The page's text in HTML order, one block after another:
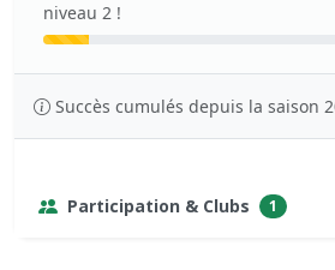
niveau 2 !
Succès cumulés depuis la saison
Participation & Clubs 1